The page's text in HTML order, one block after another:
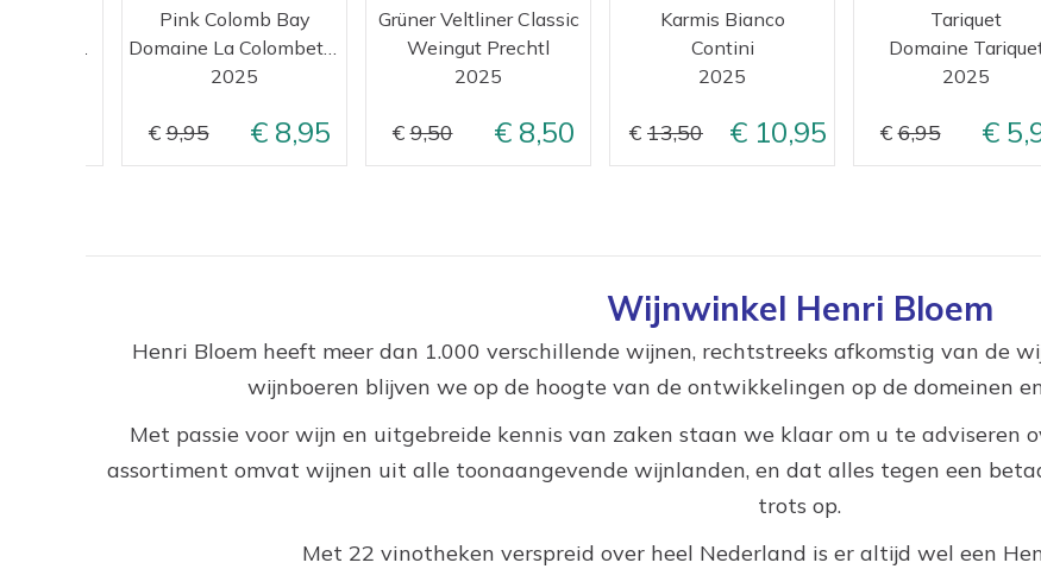
Pink Colomb Bay
2025
9,95 8,95
Grüner Veltliner Classic
Weingut Prechtl
2025
9,50 8,50
Karmis Bianco
Contini
2025
13,50 10,95
Tariquet
Domaine
2025
6,95
Wijnwinkel Henri Bloem
Henri Bloem heeft meer dan 1.000 verschillende wijnen, rechtstreeks afkomstig van de
wijnboeren blijven we op de hoogte van de ontwikkelingen op de domeinen
Met passie voor wijn en uitgebreide kennis van zaken staan we klaar om u te adviseren
assortiment omvat wijnen uit alle toonaangevende wijnlanden, en dat alles tegen een
trots op.
Met 22 vinotheken verspreid over heel Nederland is er altijd wel een